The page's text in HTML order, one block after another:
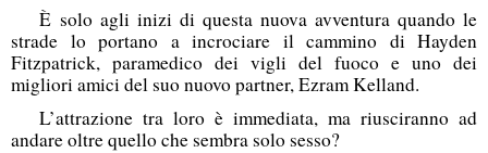
È solo agli inizi di questa nuova avventura quando le
strade lo portano a incrociare il cammino di Hayden
Fitzpatrick, paramedico dei vigli del fuoco e uno dei
migliori amici del suo nuovo partner, Ezram Kelland.
L’attrazione tra loro è immediata, ma riusciranno ad
andare oltre quello che sembra solo sesso?